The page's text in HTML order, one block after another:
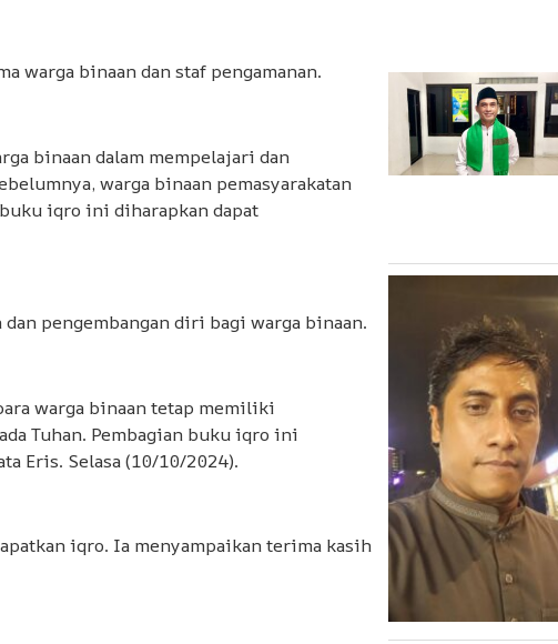
warga binaan dan staf pengamanan.
binaan dalam mempelajari dan
warga binaan pemasyarakatan
iqro ini diharapkan dapat
pengembangan diri bagi warga binaan.
warga binaan tetap memiliki
Tuhan. Pembagian buku iqro ini
Eris. Selasa (10/10/2024).
iqro. Ia menyampaikan terima kasih